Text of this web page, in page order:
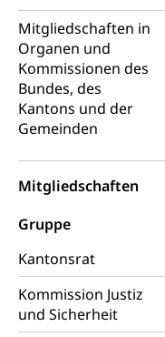
Mitgliedschaften in
Organen und
Kommissionen des
Bundes, des
Kantons und der
Gemeinden
Mitgliedschaften
Gruppe
Kantonsrat
Kommission Justiz
und Sicherheit
Sport
Freizeitaktivitäten,
Breitensport,
Tiere
Haustiere,
Tiermedizin,
Erbschaft,
Zivilstandsamt,
Ärztliche